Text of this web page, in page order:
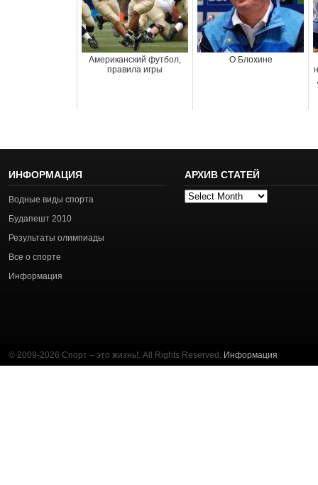
Американский футбол,
правила игры
О Блохине
ИНФОРМАЦИЯ
Водные виды спорта
Будапешт 2010
Результаты олимпиады
Все о спорте
Информация
АРХИВ СТАТЕЙ
Архив
© 2009-2026 Спорт – это жизнь!. All Rights Reserved. Информация